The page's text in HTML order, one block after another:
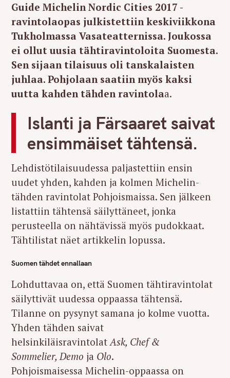
Guide Michelin Nordic Cities 2017 -
ravintolaopas julkistettiin keskiviikkona
Tukholmassa Vasateatternissa. Joukossa
ei ollut uusia tähtiravintoloita Suomesta.
Sen sijaan tilaisuus oli tanskalaisten
juhlaa. Pohjolaan saatiin myös kaksi
uutta kahden tähden ravintolaa.
Islanti ja Färsaaret saivat
ensimmäiset tähtensä.
Lehdistötilaisuudessa paljastettiin ensin
uudet yhden, kahden ja kolmen Michelin-
tähden ravintolat Pohjoismaissa. Sen jälkeen
listattiin tähtensä säilyttäneet, jonka
perusteella on nähtävissä myös pudokkaat.
Tähtilistat näet artikkelin lopussa.
Suomen tähdet ennallaan
Lohduttavaa on, että Suomen tähtiravintolat
säilyttivät uudessa oppaassa tähtensä.
Tilanne on pysynyt samana jo kolme vuotta.
Yhden tähden saivat
helsinkiläisravintolatAsk, Chef &
Sommelier, Demo ja Olo.
Pohjoismaisessa Michelin-oppaassa on